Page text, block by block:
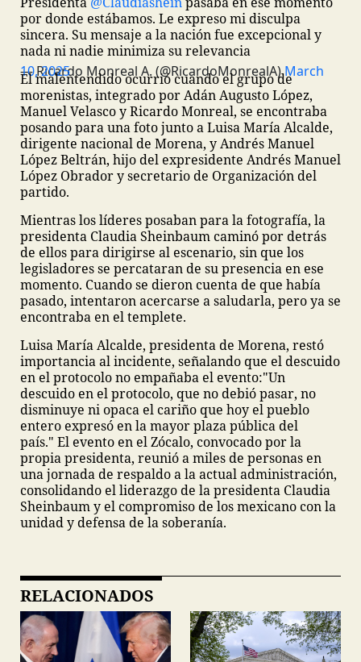
por donde estábamos. Le expreso mi disculpa
sincera. Su mensaje a la nación fue excepcional y
nada ni nadie minimiza su relevancia
— Ricardo Monreal A. (@RicardoMonrealA)
March 10, 2025
El malentendido ocurrió cuando el grupo de
morenistas, integrado por Adán Augusto López,
Manuel Velasco y Ricardo Monreal, se encontraba
posando para una foto junto a Luisa María Alcalde,
dirigente nacional de Morena, y Andrés Manuel
López Beltrán, hijo del expresidente Andrés Manuel
López Obrador y secretario de Organización del
partido.
Mientras los líderes posaban para la fotografía, la
presidenta Claudia Sheinbaum caminó por detrás
de ellos para dirigirse al escenario, sin que los
legisladores se percataran de su presencia en ese
momento. Cuando se dieron cuenta de que había
pasado, intentaron acercarse a saludarla, pero ya se
encontraba en el templete.
Luisa María Alcalde, presidenta de Morena, restó
importancia al incidente, señalando que el descuido
en el protocolo no empañaba el evento:"Un
descuido en el protocolo, que no debió pasar, no
disminuye ni opaca el cariño que hoy el pueblo
entero expresó en la mayor plaza pública del
país." El evento en el Zócalo, convocado por la
propia presidenta, reunió a miles de personas en
una jornada de respaldo a la actual administración,
consolidando el liderazgo de la presidenta Claudia
Sheinbaum y el compromiso de los mexicano con la
unidad y defensa de la soberanía.
RELACIONADOS